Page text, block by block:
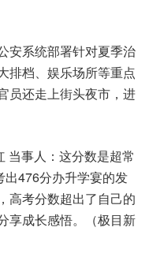
安系统部署针对夏季治
排档、娱乐场所等重点
员还走上街头夜市，进
当事人：这分数是超常
476分办升学宴的发
高考分数超出了自己的
享成长感悟。（极目新